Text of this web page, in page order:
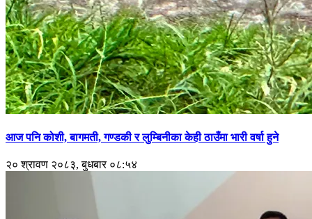
आज पनि कोशी, बागमती, गण्डकी र लुम्बिनीका केही ठाउँमा भारी वर्षा हुने
२० श्रावण २०८३, बुधबार ०८:५४